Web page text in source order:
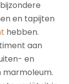
en tapijten
hebben.
aan
en
marmoleum.